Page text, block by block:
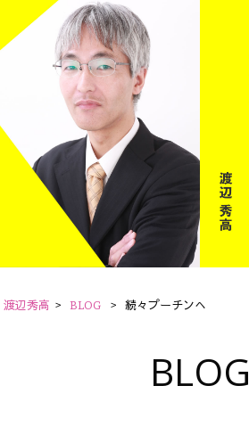
渡辺秀高 > BLOG > 続々プーチンへ
BLOG